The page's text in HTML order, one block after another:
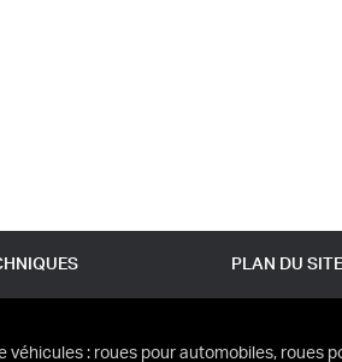
PLAN DU SITE
véhicules : roues pour automobiles, roues